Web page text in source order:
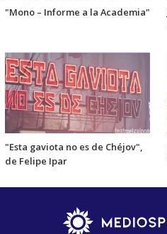
"Mono – Informe a la Academia"
"Esta gaviota no es de Chéjov",
de Felipe Ipar